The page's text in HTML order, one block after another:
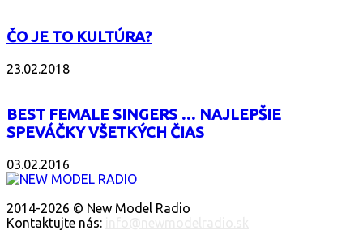
ČO JE TO KULTÚRA?
23.02.2018
BEST FEMALE SINGERS … NAJLEPŠIE
SPEVÁČKY VŠETKÝCH ČIAS
03.02.2016
2014-2026 © New Model Radio
Kontaktujte nás: